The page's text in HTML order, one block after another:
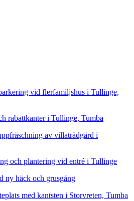
vid flerfamiljshus i Tullinge,
rabattkanter i Tullinge, Tumba
av villaträdgård i
och plantering vid entré i Tullinge
ny häck och grusgång
med kantsten i Storvreten, Tumba